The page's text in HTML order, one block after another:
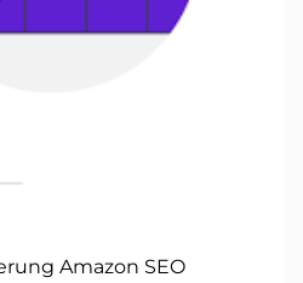
Amazon SEO